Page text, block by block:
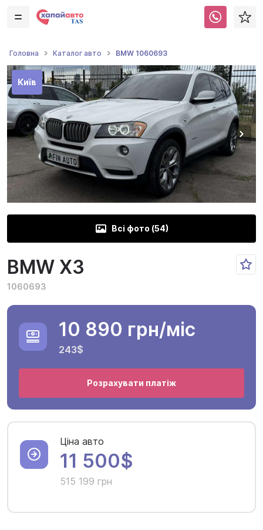
Головна Каталог авто BMW 1060693
Київ
Всі фото (54)
BMW X3
1060693
10 890 грн/міс
243$
Розрахувати платіж
Ціна авто
11 500$
515 199 грн